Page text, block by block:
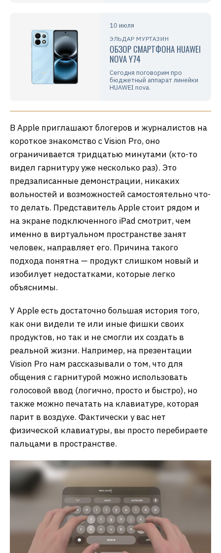
10 июля
ЭЛЬДАР МУРТАЗИН
ОБЗОР СМАРТФОНА HUAWEI
NOVA Y74
Сегодня поговорим про
бюджетный аппарат линейки
HUAWEI nova.
В Apple приглашают блогеров и журналистов на
короткое знакомство с Vision Pro, оно
ограничивается тридцатью минутами (кто-то
видел гарнитуру уже несколько раз). Это
предзаписанные демонстрации, никаких
вольностей и возможностей самостоятельно что-
то делать. Представитель Apple стоит рядом и
на экране подключенного iPad смотрит, чем
именно в виртуальном пространстве занят
человек, направляет его. Причина такого
подхода понятна — продукт слишком новый и
изобилует недостатками, которые легко
объяснимы.
У Apple есть достаточно большая история того,
как они видели те или иные фишки своих
продуктов, но так и не смогли их создать в
реальной жизни. Например, на презентации
Vision Pro нам рассказывали о том, что для
общения с гарнитурой можно использовать
голосовой ввод (логично, просто и быстро), но
также можно печатать на клавиатуре, которая
парит в воздухе. Фактически у вас нет
физической клавиатуры, вы просто перебираете
пальцами в пространстве.